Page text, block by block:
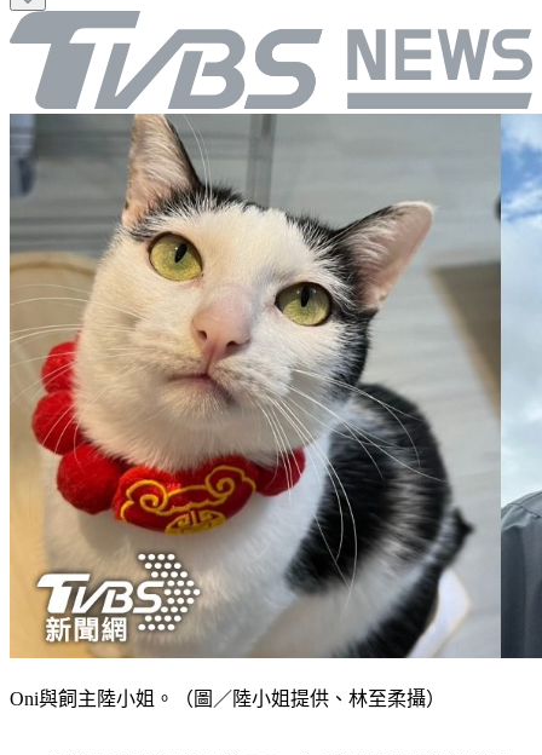
Oni與飼主陸小姐。（圖／陸小姐提供、林至柔攝）